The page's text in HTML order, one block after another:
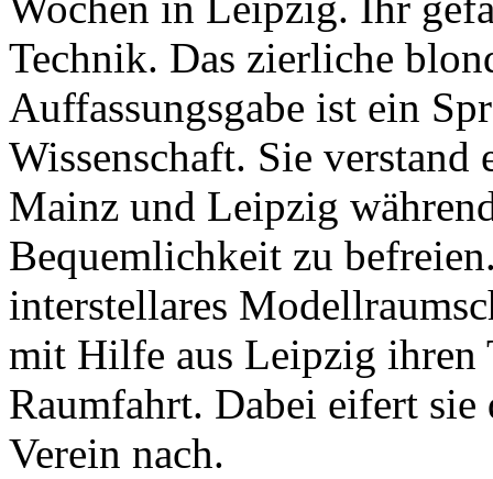
Technik. Das zierliche
Auffassungsgabe ist ein
Wissenschaft. Sie verstand
Mainz und Leipzig
Bequemlichkeit zu
interstellares
mit Hilfe aus Leipzig ihren
Raumfahrt. Dabei eifert
Verein nach.